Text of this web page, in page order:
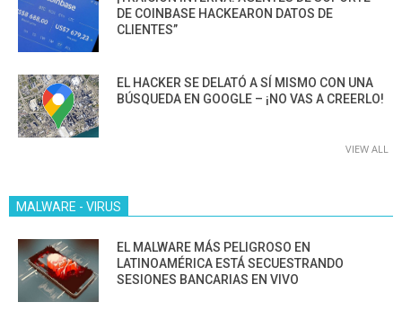
DE COINBASE HACKEARON DATOS DE
CLIENTES”
EL HACKER SE DELATÓ A SÍ MISMO CON UNA
BÚSQUEDA EN GOOGLE – ¡NO VAS A CREERLO!
VIEW ALL
MALWARE - VIRUS
EL MALWARE MÁS PELIGROSO EN
LATINOAMÉRICA ESTÁ SECUESTRANDO
SESIONES BANCARIAS EN VIVO